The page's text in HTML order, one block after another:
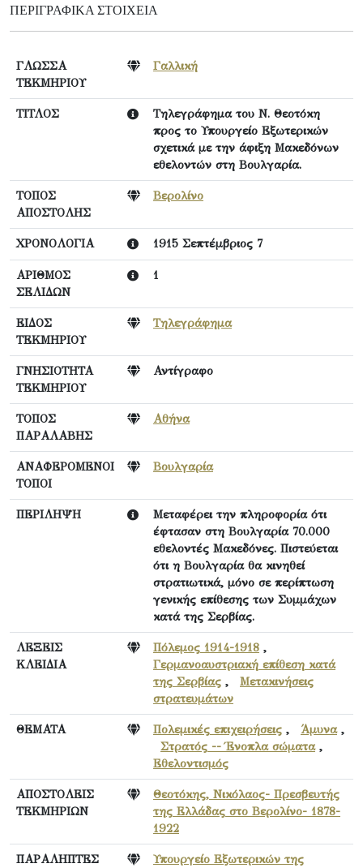
ΠΕΡΙΓΡΑΦΙΚΆ ΣΤΟΙΧΕΊΑ
ΓΛΩΣΣΑ
ΤΕΚΜΗΡΙΟΥ
Γαλλική
ΤΙΤΛΟΣ
Τηλεγράφημα του Ν. Θεοτόκη
προς το Υπουργείο Εξωτερικών
σχετικά με την άφιξη Μακεδόνων
εθελοντών στη Βουλγαρία.
ΤΟΠΟΣ
ΑΠΟΣΤΟΛΗΣ
Βερολίνο
ΧΡΟΝΟΛΟΓΙΑ 1915 Σεπτέμβριος 7
ΑΡΙΘΜΟΣ
ΣΕΛΙΔΩΝ
1
ΕΙΔΟΣ
ΤΕΚΜΗΡΙΟΥ
Τηλεγράφημα
ΓΝΗΣΙΟΤΗΤΑ
ΤΕΚΜΗΡΙΟΥ
Αντίγραφο
ΤΟΠΟΣ
ΠΑΡΑΛΑΒΗΣ
Αθήνα
ΑΝΑΦΕΡΟΜΕΝΟΙ
ΤΟΠΟΙ
Βουλγαρία
ΠΕΡΙΛΗΨΗ
Μεταφέρει την πληροφορία ότι
έφτασαν στη Βουλγαρία 70.000
εθελοντές Μακεδόνες. Πιστεύεται
ότι η Βουλγαρία θα κινηθεί
στρατιωτικά, μόνο σε περίπτωση
γενικής επίθεσης των Συμμάχων
κατά της Σερβίας.
ΛΕΞΕΙΣ
ΚΛΕΙΔΙΑ
Πόλεμος 1914-1918 ,
Γερμανοαυστριακή επίθεση κατά
της Σερβίας , Μετακινήσεις
στρατευμάτων
ΘΕΜΑΤΑ Πολεμικές επιχειρήσεις , Άμυνα,
Στρατός -- Ένοπλα σώματα,
Εθελοντισμός
ΑΠΟΣΤΟΛΕΙΣ
ΤΕΚΜΗΡΙΩΝ
Θεοτόκης, Νικόλαος- Πρεσβευτής
της Ελλάδας στο Βερολίνο- 1878-
1922
ΠΑΡΑΛΗΠΤΕΣ
Υπουργείο Εξωτερικών της